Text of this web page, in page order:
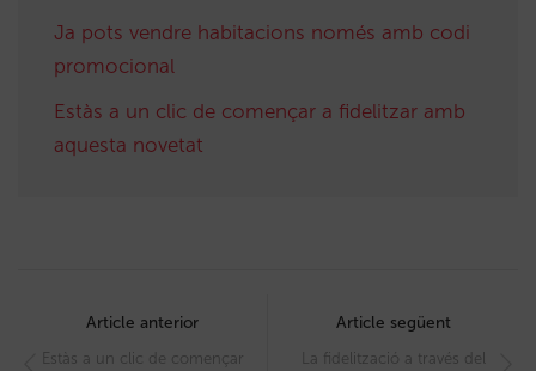
Ja pots vendre habitacions només amb codi
promocional
Estàs a un clic de començar a fidelitzar amb
aquesta novetat
navigation
Article anterior
Estàs a un clic de començar
Article següent
La fidelització a través del